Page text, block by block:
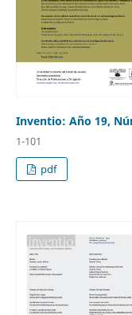
Inventio: Año 19,
1-101
pdf